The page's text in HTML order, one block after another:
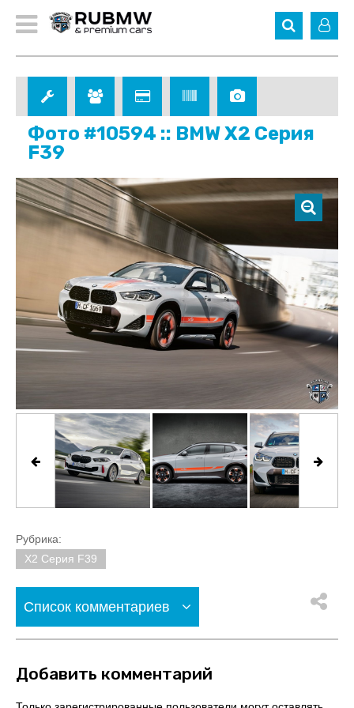
Фото #10594 :: BMW X2 Серия
F39
Рубрика:
X2 Серия F39
Список комментариев
Добавить комментарий